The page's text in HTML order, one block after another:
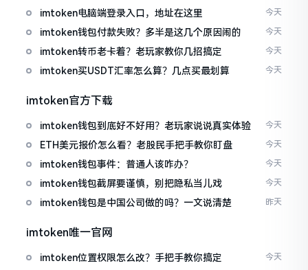
imtoken电脑端登录入口，地址在这里 今天
imtoken钱包付款失败？多半是这几个原因闹的 今天
imtoken转币老卡着？老玩家教你几招搞定 今天
imtoken买USDT汇率怎么算？几点买最划算 今天
imtoken官方下载
imtoken钱包到底好不好用？老玩家说说真实体验 今天
ETH美元报价怎么看？老股民手把手教你盯盘 今天
imtoken钱包事件：普通人该咋办？ 今天
imtoken钱包截屏要谨慎，别把隐私当儿戏 今天
imtoken钱包是中国公司做的吗？一文说清楚 昨天
imtoken唯一官网
imtoken位置权限怎么改？手把手教你搞定 今天